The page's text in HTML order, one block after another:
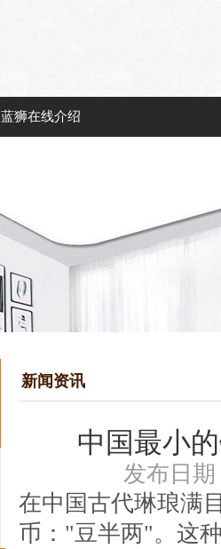
蓝狮在线介绍
新闻资讯
中国最小
发布日
在中国古代琳琅满
币："豆半两"。这